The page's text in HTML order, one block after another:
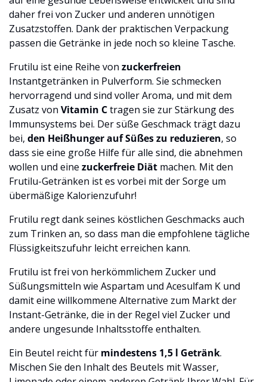
daher frei von Zucker und anderen unnötigen
Zusatzstoffen. Dank der praktischen Verpackung
passen die Getränke in jede noch so kleine Tasche.
Frutilu ist eine Reihe von zuckerfreien
Instantgetränken in Pulverform. Sie schmecken
hervorragend und sind voller Aroma, und mit dem
Zusatz von Vitamin Ctragen sie zur Stärkung des
Immunsystems bei. Der süße Geschmack trägt dazu
bei, den Heißhunger auf Süßes zu reduzieren, so
dass sie eine große Hilfe für alle sind, die abnehmen
wollen und eine zuckerfreie Diät machen. Mit den
Frutilu-Getränken ist es vorbei mit der Sorge um
übermäßige Kalorienzufuhr!
Frutilu regt dank seines köstlichen Geschmacks auch
zum Trinken an, so dass man die empfohlene tägliche
Flüssigkeitszufuhr leicht erreichen kann.
Frutilu ist frei von herkömmlichem Zucker und
Süßungsmitteln wie Aspartam und Acesulfam K und
damit eine willkommene Alternative zum Markt der
Instant-Getränke, die in der Regel viel Zucker und
andere ungesunde Inhaltsstoffe enthalten.
Ein Beutel reicht für mindestens 1,5 l Getränk.
Mischen Sie den Inhalt des Beutels mit Wasser,